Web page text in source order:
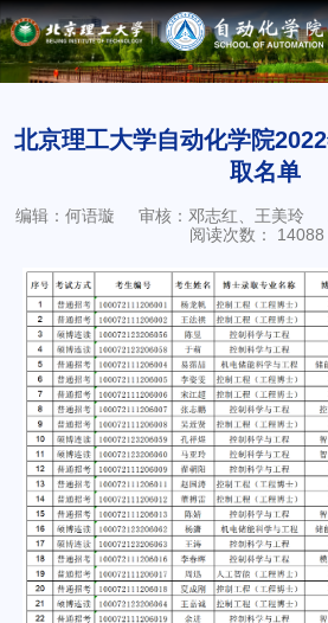
北京理工大学自动化学院
取名单
编辑：何语璇 审核：邓志红、王美玲
阅读次数： 14088